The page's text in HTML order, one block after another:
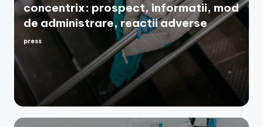
concentrix: prospect, informatii, mod
de administrare, reactii adverse
Posted
press